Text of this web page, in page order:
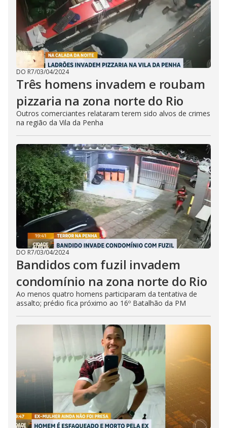
DO R7/03/04/2024
Três homens invadem e roubam
pizzaria na zona norte do Rio
Outros comerciantes relataram terem sido alvos de crimes
na região da Vila da Penha
DO R7/03/04/2024
Bandidos com fuzil invadem
condomínio na zona norte do Rio
Ao menos quatro homens participaram da tentativa de
assalto; prédio fica próximo ao 16º Batalhão da PM